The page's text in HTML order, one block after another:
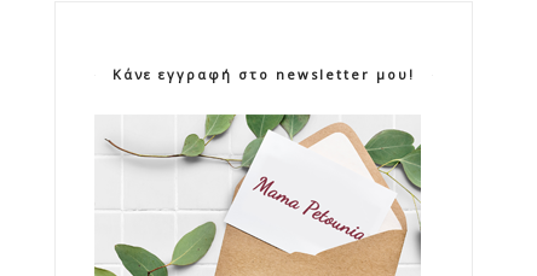
Κάνε εγγραφή στο newsletter μου!